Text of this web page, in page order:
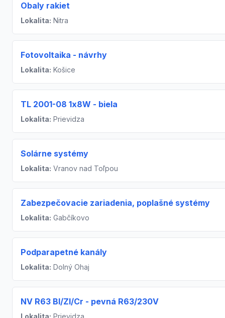
Obaly rakiet
Lokalita: Nitra
Fotovoltaika - návrhy
Lokalita: Košice
TL 2001-08 1x8W - biela
Lokalita: Prievidza
Solárne systémy
Lokalita: Vranov nad Toľpou
Zabezpečovacie zariadenia, poplašné systémy
Lokalita: Gabčíkovo
Podparapetné kanály
Lokalita: Dolný Ohaj
NV R63 Bl/Zl/Cr - pevná R63/230V